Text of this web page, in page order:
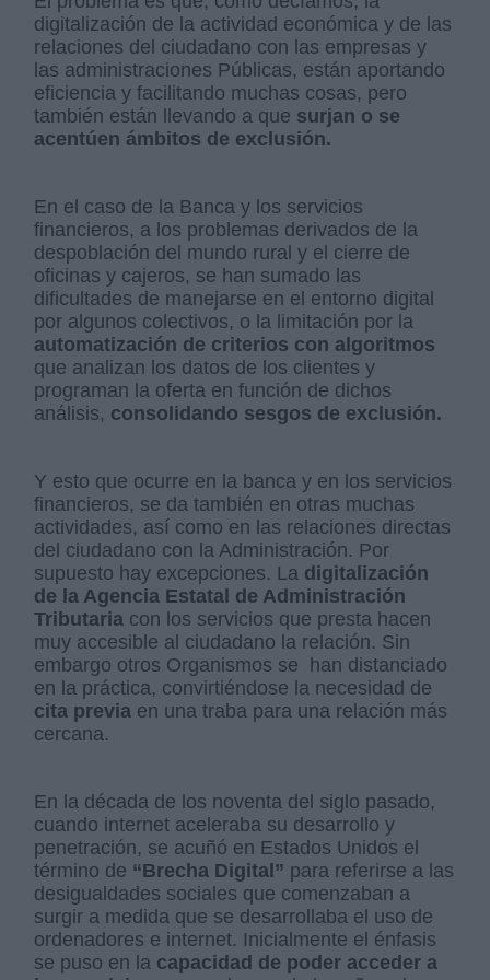
digitalización de la actividad económica y de las
relaciones del ciudadano con las empresas y
las administraciones Públicas, están aportando
eficiencia y facilitando muchas cosas, pero
también están llevando a que surjan o se
acentúen ámbitos de exclusión.
En el caso de la Banca y los servicios
financieros, a los problemas derivados de la
despoblación del mundo rural y el cierre de
oficinas y cajeros, se han sumado las
dificultades de manejarse en el entorno digital
por algunos colectivos, o la limitación por la
automatización de criterios con algoritmos
que analizan los datos de los clientes y
programan la oferta en función de dichos
análisis, consolidando sesgos de exclusión.
Y esto que ocurre en la banca y en los servicios
financieros, se da también en otras muchas
actividades, así como en las relaciones directas
del ciudadano con la Administración. Por
supuesto hay excepciones. La digitalización
de la Agencia Estatal de Administración
Tributaria con los servicios que presta hacen
muy accesible al ciudadano la relación. Sin
embargo otros Organismos se han distanciado
en la práctica, convirtiéndose la necesidad de
cita previa en una traba para una relación más
cercana.
En la década de los noventa del siglo pasado,
cuando internet aceleraba su desarrollo y
penetración, se acuñó en Estados Unidos el
término de “Brecha Digital” para referirse a las
desigualdades sociales que comenzaban a
surgir a medida que se desarrollaba el uso de
ordenadores e internet. Inicialmente el énfasis
se puso en la capacidad de poder acceder a